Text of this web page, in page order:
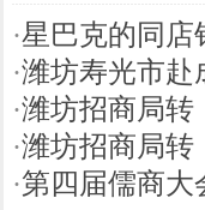
·星巴克的同店
·潍坊寿光市赴
·潍坊招商局转
·潍坊招商局转
·第四届儒商大